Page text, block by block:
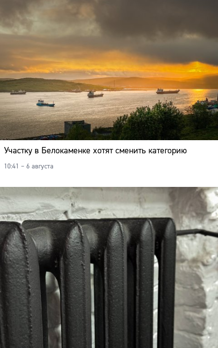
Участку в Белокаменке хотят сменить категорию
10:41 – 6 августа